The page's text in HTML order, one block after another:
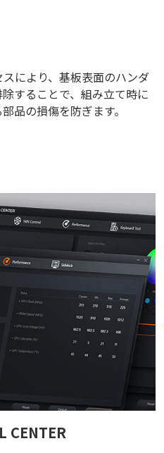
により、基板表面のハンダ
することで、組み立て時に
品の損傷を防ぎます。
CENTER